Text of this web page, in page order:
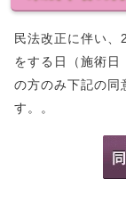
民法改正に伴い
をする日（施術日
の方のみ下記の同
す。。